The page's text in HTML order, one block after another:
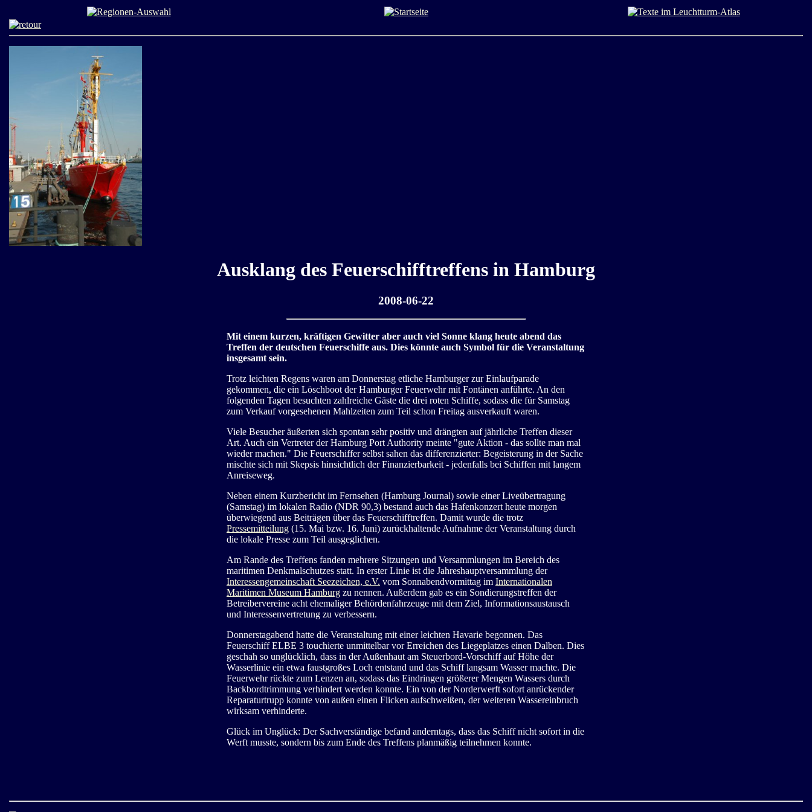
Ausklang des Feuerschifftreffens in Hamburg
2008-06-22
Mit einem kurzen, kräftigen Gewitter aber auch viel Sonne klang heute abend das
Treffen der deutschen Feuerschiffe aus. Dies könnte auch Symbol für die Veranstaltung
insgesamt sein.
Trotz leichten Regens waren am Donnerstag etliche Hamburger zur Einlaufparade
gekommen, die ein Löschboot der Hamburger Feuerwehr mit Fontänen anführte. An den
folgenden Tagen besuchten zahlreiche Gäste die drei roten Schiffe, sodass die für Samstag
zum Verkauf vorgesehenen Mahlzeiten zum Teil schon Freitag ausverkauft waren.
Viele Besucher äußerten sich spontan sehr positiv und drängten auf jährliche Treffen dieser
Art. Auch ein Vertreter der Hamburg Port Authority meinte "gute Aktion - das sollte man mal
wieder machen." Die Feuerschiffer selbst sahen das differenzierter: Begeisterung in der Sache
mischte sich mit Skepsis hinsichtlich der Finanzierbarkeit - jedenfalls bei Schiffen mit langem
Anreiseweg.
Neben einem Kurzbericht im Fernsehen (Hamburg Journal) sowie einer Liveübertragung
(Samstag) im lokalen Radio (NDR 90,3) bestand auch das Hafenkonzert heute morgen
überwiegend aus Beiträgen über das Feuerschifftreffen. Damit wurde die trotz
Pressemitteilung (15. Mai bzw. 16. Juni) zurückhaltende Aufnahme der Veranstaltung durch
die lokale Presse zum Teil ausgeglichen.
Am Rande des Treffens fanden mehrere Sitzungen und Versammlungen im Bereich des
maritimen Denkmalschutzes statt. In erster Linie ist die Jahreshauptversammlung der
Interessengemeinschaft Seezeichen, e.V. vom Sonnabendvormittag im Internationalen
Maritimen Museum Hamburg zu nennen. Außerdem gab es ein Sondierungstreffen der
Betreibervereine acht ehemaliger Behördenfahrzeuge mit dem Ziel, Informationsaustausch
und Interessenvertretung zu verbessern.
Donnerstagabend hatte die Veranstaltung mit einer leichten Havarie begonnen. Das
Feuerschiff ELBE 3 touchierte unmittelbar vor Erreichen des Liegeplatzes einen Dalben. Dies
geschah so unglücklich, dass in der Außenhaut am Steuerbord-Vorschiff auf Höhe der
Wasserlinie ein etwa faustgroßes Loch entstand und das Schiff langsam Wasser machte. Die
Feuerwehr rückte zum Lenzen an, sodass das Eindringen größerer Mengen Wassers durch
Backbordtrimmung verhindert werden konnte. Ein von der Norderwerft sofort anrückender
Reparaturtrupp konnte von außen einen Flicken aufschweißen, der weiteren Wassereinbruch
wirksam verhinderte.
Glück im Unglück: Der Sachverständige befand anderntags, dass das Schiff nicht sofort in die
Werft musste, sondern bis zum Ende des Treffens planmäßig teilnehmen konnte.